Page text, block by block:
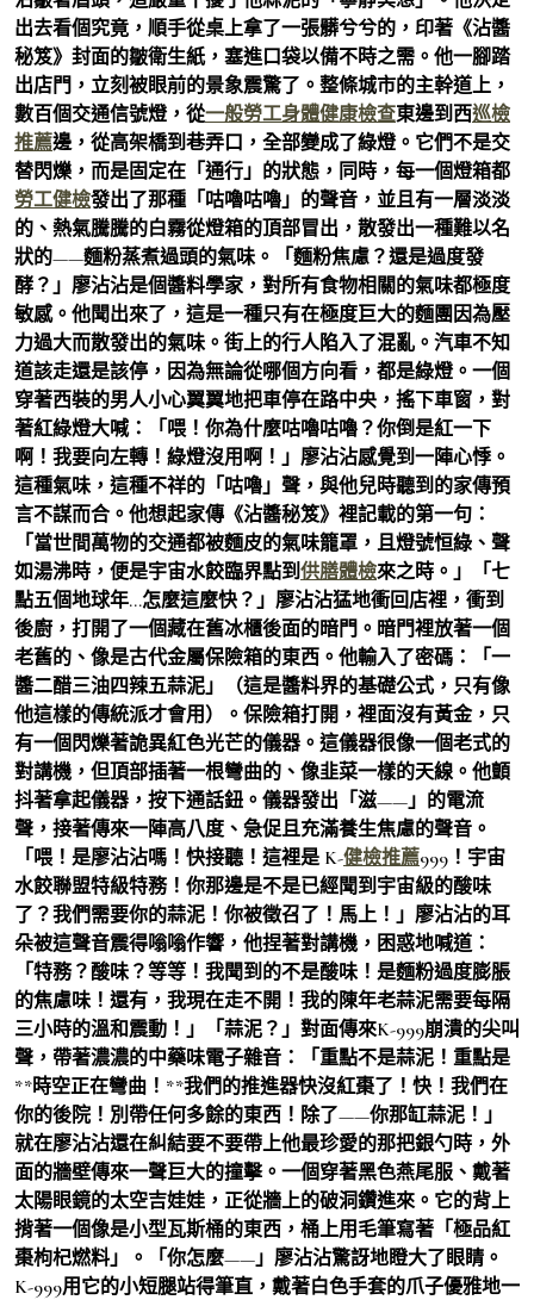
出去看個究竟，順手從桌上拿了一張髒兮兮的，印著《沾醬
秘笈》封面的皺衛生紙，塞進口袋以備不時之需。他一腳踏
出店門，立刻被眼前的景象震驚了。整條城市的主幹道上，
數百個交通信號燈，從一般勞工身體健康檢查東邊到西巡檢
推薦邊，從高架橋到巷弄口，全部變成了綠燈。它們不是交
替閃爍，而是固定在「通行」的狀態，同時，每一個燈箱都
勞工健檢發出了那種「咕嚕咕嚕」的聲音，並且有一層淡淡
的、熱氣騰騰的白霧從燈箱的頂部冒出，散發出一種難以名
狀的——麵粉蒸煮過頭的氣味。「麵粉焦慮？還是過度發
酵？」廖沾沾是個醬料學家，對所有食物相關的氣味都極度
敏感。他聞出來了，這是一種只有在極度巨大的麵團因為壓
力過大而散發出的氣味。街上的行人陷入了混亂。汽車不知
道該走還是該停，因為無論從哪個方向看，都是綠燈。一個
穿著西裝的男人小心翼翼地把車停在路中央，搖下車窗，對
著紅綠燈大喊：「喂！你為什麼咕嚕咕嚕？你倒是紅一下
啊！我要向左轉！綠燈沒用啊！」廖沾沾感覺到一陣心悸。
這種氣味，這種不祥的「咕嚕」聲，與他兒時聽到的家傳預
言不謀而合。他想起家傳《沾醬秘笈》裡記載的第一句：
「當世間萬物的交通都被麵皮的氣味籠罩，且燈號恒綠、聲
如湯沸時，便是宇宙水餃臨界點到供膳體檢來之時。」「七
點五個地球年…怎麼這麼快？」廖沾沾猛地衝回店裡，衝到
後廚，打開了一個藏在舊冰櫃後面的暗門。暗門裡放著一個
老舊的、像是古代金屬保險箱的東西。他輸入了密碼：「一
醬二醋三油四辣五蒜泥」（這是醬料界的基礎公式，只有像
他這樣的傳統派才會用）。保險箱打開，裡面沒有黃金，只
有一個閃爍著詭異紅色光芒的儀器。這儀器很像一個老式的
對講機，但頂部插著一根彎曲的、像韭菜一樣的天線。他顫
抖著拿起儀器，按下通話鈕。儀器發出「滋——」的電流
聲，接著傳來一陣高八度、急促且充滿養生焦慮的聲音。
「喂！是廖沾沾嗎！快接聽！這裡是 K-健檢推薦999！宇宙
水餃聯盟特級特務！你那邊是不是已經聞到宇宙級的酸味
了？我們需要你的蒜泥！你被徵召了！馬上！」廖沾沾的耳
朵被這聲音震得嗡嗡作響，他捏著對講機，困惑地喊道：
「特務？酸味？等等！我聞到的不是酸味！是麵粉過度膨脹
的焦慮味！還有，我現在走不開！我的陳年老蒜泥需要每隔
三小時的溫和震動！」「蒜泥？」對面傳來K-999崩潰的尖叫
聲，帶著濃濃的中藥味電子雜音：「重點不是蒜泥！重點是
**時空正在彎曲！**我們的推進器快沒紅棗了！快！我們在
你的後院！別帶任何多餘的東西！除了——你那缸蒜泥！」
就在廖沾沾還在糾結要不要帶上他最珍愛的那把銀勺時，外
面的牆壁傳來一聲巨大的撞擊。一個穿著黑色燕尾服、戴著
太陽眼鏡的太空吉娃娃，正從牆上的破洞鑽進來。它的背上
揹著一個像是小型瓦斯桶的東西，桶上用毛筆寫著「極品紅
棗枸杞燃料」。「你怎麼——」廖沾沾驚訝地瞪大了眼睛。
K-999用它的小短腿站得筆直，戴著白色手套的爪子優雅地一